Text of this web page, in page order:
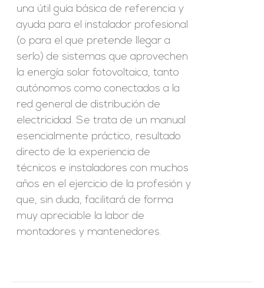
una útil guía básica de referencia y
ayuda para el instalador profesional
(o para el que pretende llegar a
serlo) de sistemas que aprovechen
la energía solar fotovoltaica, tanto
autónomos como conectados a la
red general de distribución de
electricidad. Se trata de un manual
esencialmente práctico, resultado
directo de la experiencia de
técnicos e instaladores con muchos
años en el ejercicio de la profesión y
que, sin duda, facilitará de forma
muy apreciable la labor de
montadores y mantenedores.